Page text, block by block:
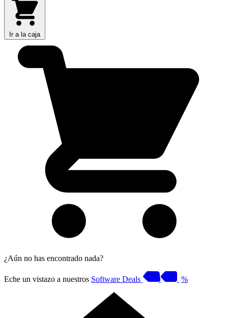
Ir a la caja
¿Aún no has encontrado nada?
Eche un vistazo a nuestros Software Deals %